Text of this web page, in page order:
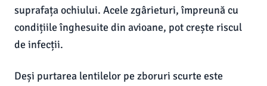
suprafața ochiului. Acele zgârieturi, împreună cu
condițiile înghesuite din avioane, pot crește riscul
de infecții.
Deși purtarea lentilelor pe zboruri scurte este